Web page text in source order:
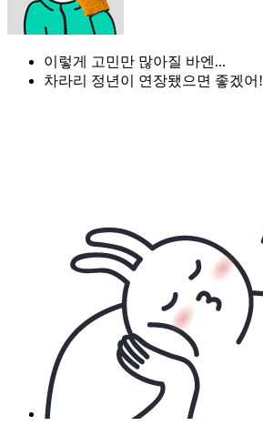
이렇게 고민만 많아질 바엔...
차라리 정년이 연장됐으면 좋겠어!